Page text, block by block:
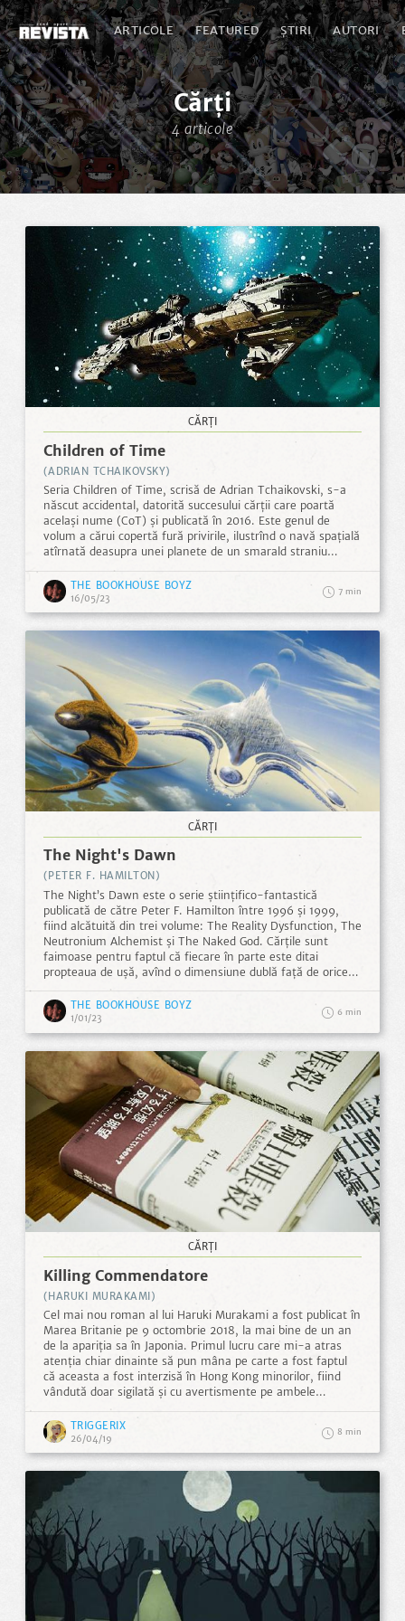
ARTICOLE FEATURED ȘTIRI AUTORI
Cărți
4 articole
CĂRȚI
Children of Time
(ADRIAN TCHAIKOVSKY)
Seria Children of Time, scrisă de Adrian Tchaikovski, s-a
născut accidental, datorită succesului cărții care poartă
același nume (CoT) și publicată în 2016. Este genul de
volum a cărui copertă fură privirile, ilustrînd o navă spațială
atîrnată deasupra unei planete de un smarald straniu…
THE BOOKHOUSE BOYZ
16/05/23
7
CĂRȚI
The Night's Dawn
(PETER F. HAMILTON)
The Night’s Dawn este o serie științifico-fantastică
publicată de către Peter F. Hamilton între 1996 și 1999,
fiind alcătuită din trei volume: The Reality Dysfunction, The
Neutronium Alchemist și The Naked God. Cărțile sunt
faimoase pentru faptul că fiecare în parte este ditai
propteaua de ușă, avînd o dimensiune dublă față de orice
altceva din biblioteca cititorului, iar volumul lor nu face
decît să crească pe măsură ce seria avansează.
THE BOOKHOUSE BOYZ
1/01/23
6
CĂRȚI
Killing Commendatore
(HARUKI MURAKAMI)
Cel mai nou roman al lui Haruki Murakami a fost publicat în
Marea Britanie pe 9 octombrie 2018, la mai bine de un an
de la apariția sa în Japonia. Primul lucru care mi-a atras
atenția chiar dinainte să pun mâna pe carte a fost faptul
că aceasta a fost interzisă în Hong Kong minorilor, fiind
vândută doar sigilată și cu avertismente pe ambele
coperte, considerată indecentă, însă nu mi se pare că iese
din tipare din punctul acesta de vedere, având chiar mai
puține scene explicite decât alte cărți de-ale lui.
TRIGGERIX
26/04/19
8